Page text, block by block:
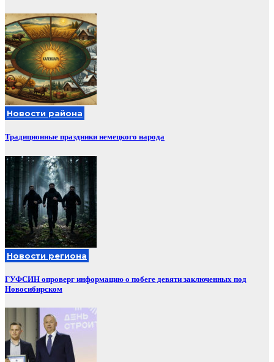
Новости района
Традиционные праздники немецкого народа
Новости региона
ГУФСИН опроверг информацию о побеге девяти заключенных под
Новосибирском